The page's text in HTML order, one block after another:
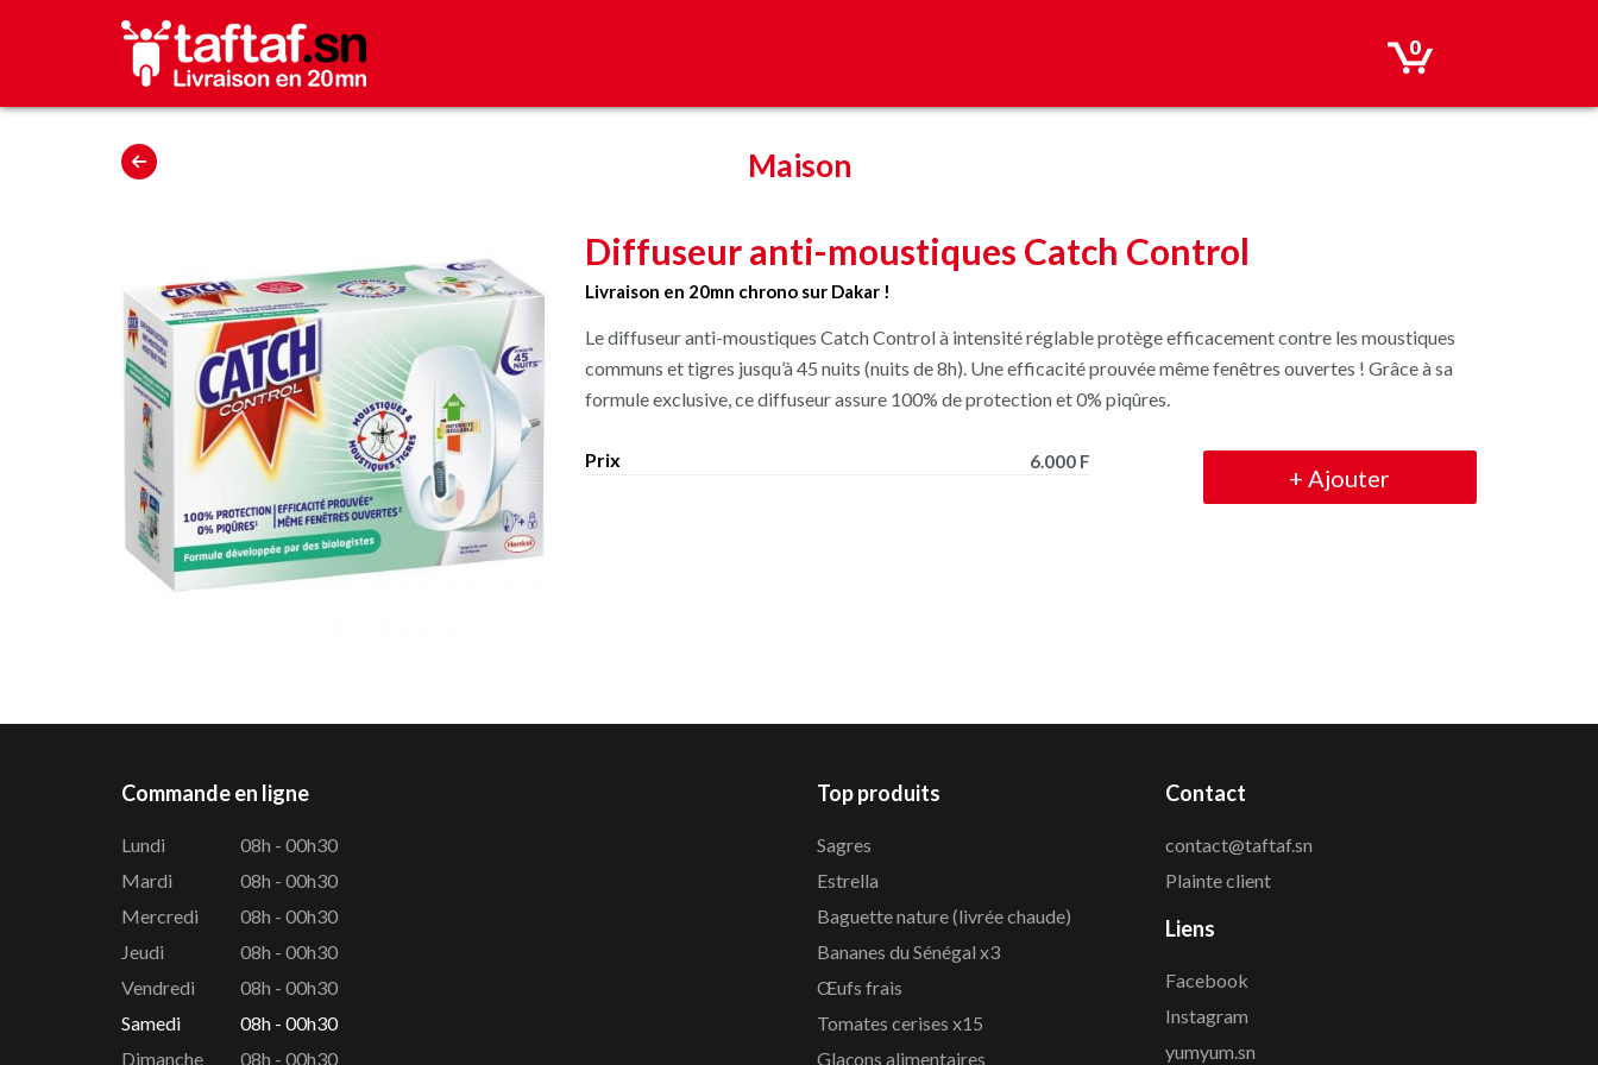
0
Maison
Diffuseur anti-moustiques Catch Control
Livraison en 20mn chrono sur Dakar !
Le diffuseur anti-moustiques Catch Control à intensité réglable protège efficacement contre les moustiques
communs et tigres jusqu’à 45 nuits (nuits de 8h). Une efficacité prouvée même fenêtres ouvertes ! Grâce à sa
formule exclusive, ce diffuseur assure 100% de protection et 0% piqûres.
Prix 6.000 F
+ Ajouter
Commande en ligne
Lundi
08h - 00h30
Mardi
08h - 00h30
Mercredi
08h - 00h30
Jeudi
08h - 00h30
Vendredi
08h - 00h30
Samedi
08h - 00h30
Dimanche
08h - 00h30
Top produits
Sagres
Estrella
Baguette nature (livrée chaude)
Bananes du Sénégal x3
Œufs frais
Tomates cerises x15
Glaçons alimentaires
Contact
contact@taftaf.sn
Plainte client
Liens
Facebook
Instagram
yumyum.sn